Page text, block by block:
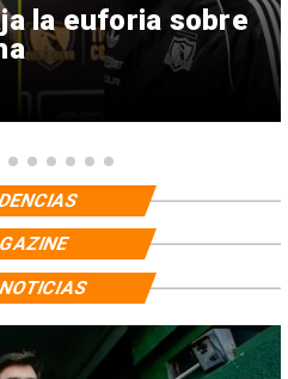
la euforia sobre